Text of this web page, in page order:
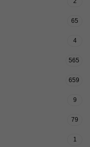
65
4
565
659
9
79
1